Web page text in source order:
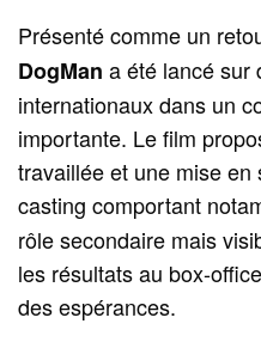
Présenté comme un
DogMan a été lancé sur
internationaux dans un
importante. Le film
travaillée et une mise
casting comportant
rôle secondaire mais
les résultats au box-
des espérances.